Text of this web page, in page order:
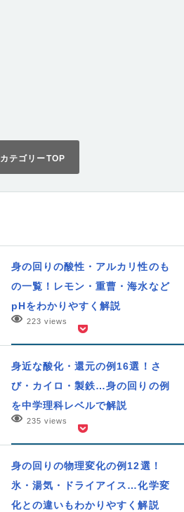
カテゴリーTOP
身の回りの酸性・アルカリ性のも
の一覧！レモン・重曹・海水など
pHをわかりやすく解説
223 views
身近な酸化・還元の例16選！さ
び・カイロ・製鉄…身の回りの例
を中学理科レベルで解説
235 views
身の回りの物理変化の例12選！
氷・湯気・ドライアイス…化学変
化との違いもわかりやすく解説